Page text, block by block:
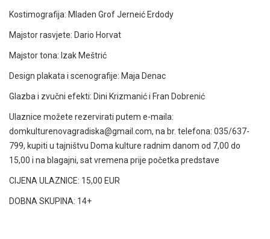
Kostimografija: Mladen Grof Jerneić Erdody
Majstor rasvjete: Dario Horvat
Majstor tona: Izak Meštrić
Design plakata i scenografije: Maja Denac
Glazba i zvučni efekti: Dini Krizmanić i Fran Dobrenić
Ulaznice možete rezervirati putem e-maila:
domkulturenovagradiska@gmail.com, na br. telefona: 035/637-
799, kupiti u tajništvu Doma kulture radnim danom od 7,00 do
15,00 i na blagajni, sat vremena prije početka predstave
CIJENA ULAZNICE: 15,00 EUR
DOBNA SKUPINA: 14+